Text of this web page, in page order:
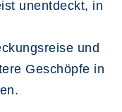
unentdeckt, in
und
Geschöpfe in